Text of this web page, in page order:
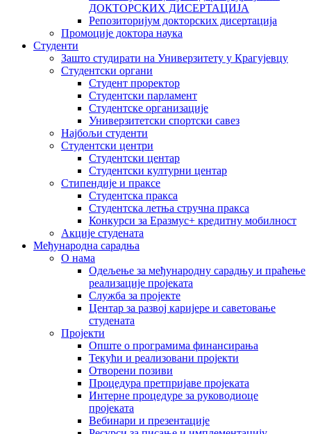
ДОКТОРСКИХ ДИСЕРТАЦИЈА
Репозиторијум докторских дисертација
Промоције доктора наука
Студенти
Зашто студирати на Универзитету у Крагујевцу
Студентски органи
Студент проректор
Студентски парламент
Студентске организације
Универзитетски спортски савез
Најбољи студенти
Студентски центри
Студентски центар
Студентски културни центар
Стипендије и праксе
Студентска пракса
Студентска летња стручна пракса
Конкурси за Еразмус+ кредитну мобилност
Акције студената
Међународна сарадња
О нама
Одељење за међународну сарадњу и праћење
реализације пројеката
Служба за пројекте
Центар за развој каријере и саветовање
студената
Пројекти
Опште о програмима финансирања
Текући и реализовани пројекти
Отворени позиви
Процедура претпријаве пројеката
Интерне процедуре за руководиоце
пројеката
Вебинари и презентације